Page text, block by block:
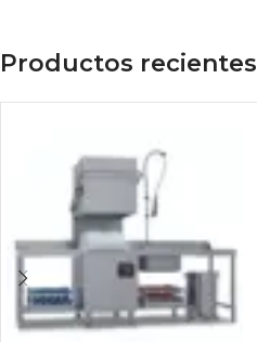
Productos recientes